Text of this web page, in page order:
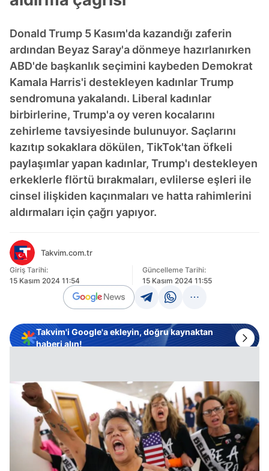
Donald Trump 5 Kasım'da kazandığı zaferin
ardından Beyaz Saray'a dönmeye hazırlanırken
ABD'de başkanlık seçimini kaybeden Demokrat
Kamala Harris'i destekleyen kadınlar Trump
sendromuna yakalandı. Liberal kadınlar
birbirlerine, Trump'a oy veren kocalarını
zehirleme tavsiyesinde bulunuyor. Saçlarını
kazıtıp sokaklara dökülen, TikTok'tan öfkeli
paylaşımlar yapan kadınlar, Trump'ı destekleyen
erkeklerle flörtü bırakmaları, evlilerse eşleri ile
cinsel ilişkiden kaçınmaları ve hatta rahimlerini
aldırmaları için çağrı yapıyor.
Takvim.com.tr
Giriş Tarihi:
15 Kasım 2024 11:54
Güncelleme Tarihi:
15 Kasım 2024 11:55
Takvim'i Google'a ekleyin, doğru kaynaktan
haberi alın!